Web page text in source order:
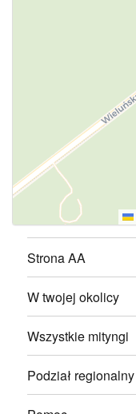
Strona AA
W twojej okolicy
Wszystkie mityngi
Podział regionalny